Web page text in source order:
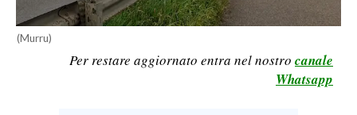
SPORT
RISULTATI E CLASSIFICHE
(Murru)
Per restare aggiornato entra nel nostro canale
Whatsapp